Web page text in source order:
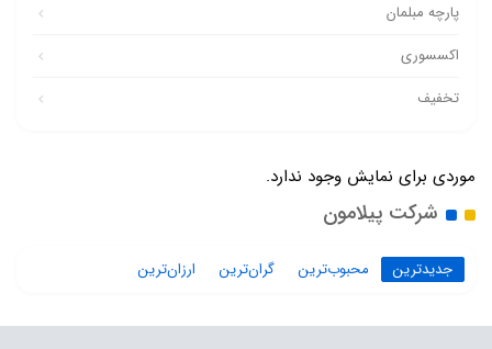
پارچه مبلمان
اکسسوری
تخفیف
موردی برای نمایش وجود ندارد.
شرکت پیلامون
جدیدترین محبوب‌ترین گران‌ترین ارزان‌ترین